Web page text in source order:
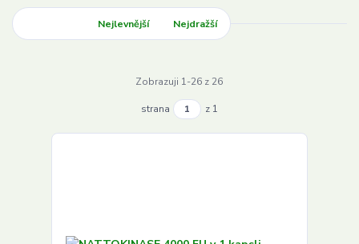
Nejlevnější Nejdražší
Zobrazuji 1-26 z 26
strana z 1